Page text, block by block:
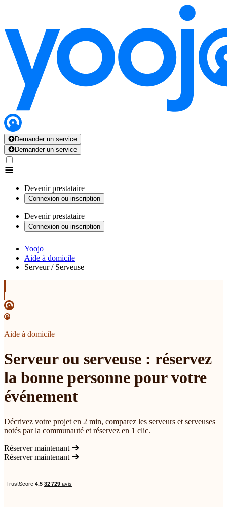
Demander un service
Demander un service
Devenir prestataire
Connexion ou inscription
Devenir prestataire
Connexion ou inscription
Yoojo
Aide à domicile
Serveur / Serveuse
Aide à domicile
Serveur ou serveuse : réservez
la bonne personne pour votre
événement
Décrivez votre projet en 2 min, comparez les serveurs et serveuses
notés par la communauté et réservez en 1 clic.
Réserver maintenant
Réserver maintenant